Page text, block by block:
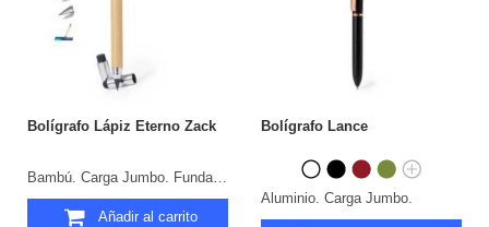
Bolígrafo Lápiz Eterno Zack
Bambú. Carga Jumbo. Funda Algodón.
Añadir al carrito
Bolígrafo Lance
Aluminio. Carga Jumbo.